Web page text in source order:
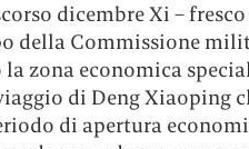
dicembre Xi –
della Commissione
zona economica
di Deng Xiaoping
di apertura